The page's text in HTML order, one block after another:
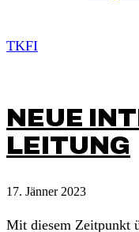
TKFI
NEUE
LEITUNG
17. Jänner 2023
Mit diesem Zeitpunkt